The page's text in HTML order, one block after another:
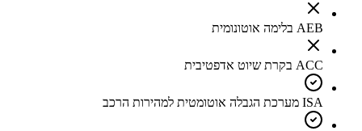
AEB בלימה אוטונומית
ACC בקרת שיוט אדפטיבית
ISA מערכת הגבלה אוטומטית למהירות הרכב